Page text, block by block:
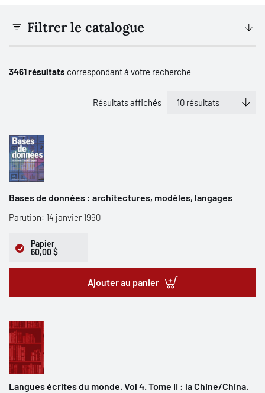
Filtrer le catalogue
3461 résultats correspondant à votre recherche
Résultats affichés
Bases de données : architectures, modèles, langages
Parution: 14 janvier 1990
Papier
60,00 $
Ajouter au panier
Langues écrites du monde. Vol 4. Tome II : la Chine/China.